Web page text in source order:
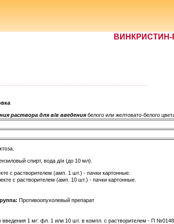
ВИНКРИСТИН-
раствора для в/в введениябелого или желтовато-белого
спирт, вода д/и (до 10 мл).
с растворителем (амп. 1 шт.) - пачки картонные.
с растворителем (амп. 10 шт.) - пачки картонные.
Противоопухолевый препарат
введения 1 мг: фл. 1 или 10 шт. в компл. с растворителем - П